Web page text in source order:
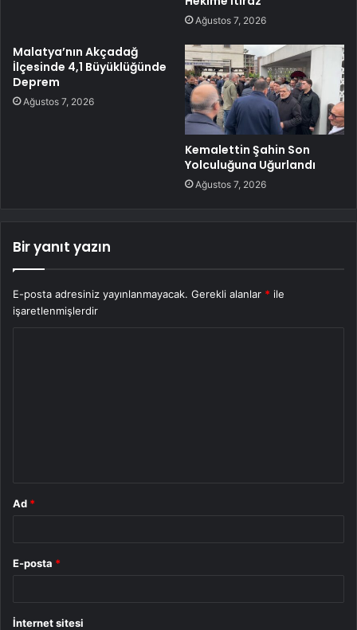
Ağustos 7, 2026
Malatya’nın Akçadağ
İlçesinde 4,1 Büyüklüğünde
Deprem
Ağustos 7, 2026
Kemalettin Şahin Son
Yolculuğuna Uğurlandı
Ağustos 7, 2026
Bir yanıt yazın
E-posta adresiniz yayınlanmayacak. Gerekli alanlar * ile
işaretlenmişlerdir
Ad *
E-posta *
İnternet sitesi